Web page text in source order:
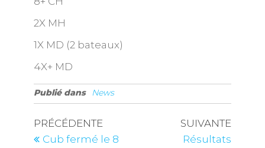
2X MH
1X MD (2 bateaux)
4X+ MD
Publié dans News
PRÉCÉDENTE
Cub fermé le 8
SUIVANTE
Résultats